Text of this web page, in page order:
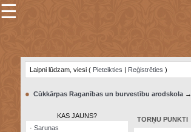
×
Šodienas
☰
Laipni lūdzam, viesi ( Pieteikties | Reģistrēties )
● Cūkkārpas Raganības un burvestību arodskola→
KAS JAUNS?
· Sarunas
TORŅU PUNKTI